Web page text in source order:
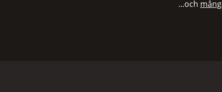
...och